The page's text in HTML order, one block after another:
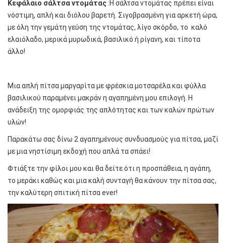
Kεφάλαιο σάλτσα ντομάτας :Η σάλτσα ντομάτας πρέπει είναι
νόστιμη, απλή και διόλου βαρετή. Σιγοβρασμένη για αρκετή ώρα,
με όλη την γεμάτη γεύση της ντομάτας, λίγο σκόρδο, το καλό
ελαιόλαδο, μερικά μυρωδικά, βασιλικό ή ρίγανη, και τίποτα
άλλο!
Μια απλή πίτσα μαργαρίτα με φρέσκια μοτσαρέλα και φύλλα
βασιλικού παραμένει μακράν η αγαπημένη μου επιλογή. Η
ανάδειξη της ομορφιάς της απλότητας και των καλών πρώτων
υλών!
Παρακάτω σας δίνω 2 αγαπημένους συνδυασμούς για πίτσα, μαζί
με μια νηστίσιμη εκδοχή που απλά τα σπάει!
Φτιάξτε την φίλοι μου και θα δείτε ότι η προσπάθεια, η αγάπη,
το μεράκι καθώς και μια καλή συνταγή θα κάνουν την πίτσα σας,
την καλύτερη σπιτική πίτσα ever!